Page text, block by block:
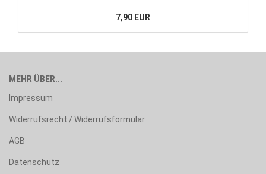
7,90 EUR
MEHR ÜBER...
Impressum
Widerrufsrecht / Widerrufsformular
AGB
Datenschutz